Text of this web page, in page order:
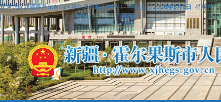
欢迎访问新疆维吾尔自治区霍尔果斯政府网站！ 今天是：2026年8月8日 星期六